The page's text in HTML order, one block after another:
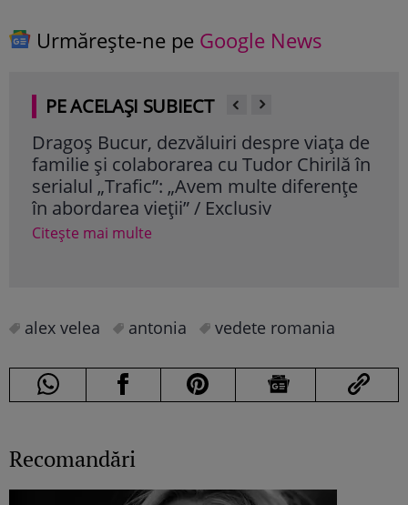
Urmărește-ne pe Google News
PE ACELAȘI SUBIECT
Dragoș Bucur, dezvăluiri despre viața de
familie și colaborarea cu Tudor Chirilă în
serialul „Trafic”: „Avem multe diferențe
în abordarea vieții” / Exclusiv
Citește mai multe
alex velea antonia vedete romania
Recomandări